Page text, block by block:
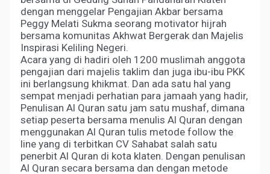
dengan menggelar Pengajian Akbar bersama
Peggy Melati Sukma seorang motivator hijrah
bersama komunitas Akhwat Bergerak dan Majelis
Inspirasi Keliling Negeri.
Acara yang di hadiri oleh 1200 muslimah anggota
pengajian dari majelis taklim dan juga ibu-ibu PKK
ini berlangsung khikmat. Dan ada satu hal yang
sempat menjadi perhatian para jamaah yang hadir,
Penulisan Al Quran satu jam satu mushaf, dimana
setiap peserta bersama menulis Al Quran dengan
menggunakan Al Quran tulis metode follow the
line yang di terbitkan CV Sahabat salah satu
penerbit Al Quran di kota klaten. Dengan penulisan
Al Quran secara bersama dan dengan metode